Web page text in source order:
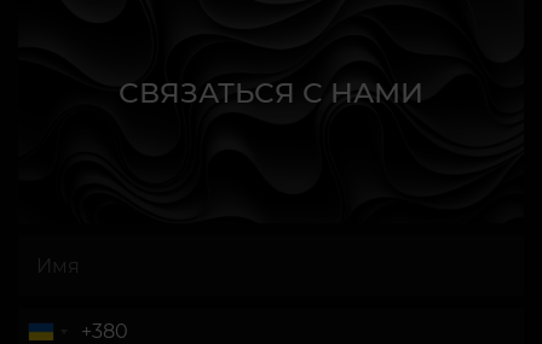
СВЯЗАТЬСЯ С НАМИ